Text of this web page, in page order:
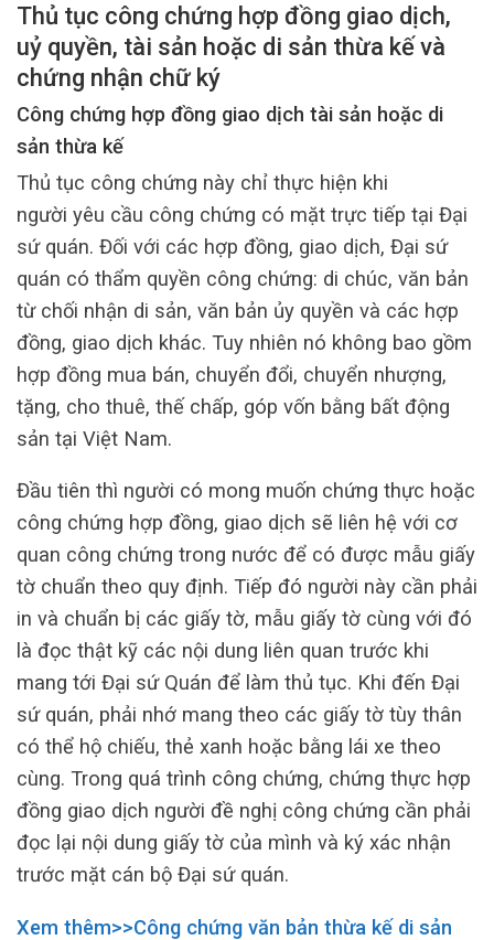
Thủ tục công chứng hợp đồng giao dịch,
uỷ quyền, tài sản hoặc di sản thừa kế và
chứng nhận chữ ký
Công chứng hợp đồng giao dịch tài sản hoặc di
sản thừa kế
Thủ tục công chứng này chỉ thực hiện khi
người yêu cầu công chứng có mặt trực tiếp tại Đại
sứ quán. Đối với các hợp đồng, giao dịch, Đại sứ
quán có thẩm quyền công chứng: di chúc, văn bản
từ chối nhận di sản, văn bản ủy quyền và các hợp
đồng, giao dịch khác. Tuy nhiên nó không bao gồm
hợp đồng mua bán, chuyển đổi, chuyển nhượng,
tặng, cho thuê, thế chấp, góp vốn bằng bất động
sản tại Việt Nam.
Đầu tiên thì người có mong muốn chứng thực hoặc
công chứng hợp đồng, giao dịch sẽ liên hệ với cơ
quan công chứng trong nước để có được mẫu giấy
tờ chuẩn theo quy định. Tiếp đó người này cần phải
in và chuẩn bị các giấy tờ, mẫu giấy tờ cùng với đó
là đọc thật kỹ các nội dung liên quan trước khi
mang tới Đại sứ Quán để làm thủ tục. Khi đến Đại
sứ quán, phải nhớ mang theo các giấy tờ tùy thân
có thể hộ chiếu, thẻ xanh hoặc bằng lái xe theo
cùng. Trong quá trình công chứng, chứng thực hợp
đồng giao dịch người đề nghị công chứng cần phải
đọc lại nội dung giấy tờ của mình và ký xác nhận
trước mặt cán bộ Đại sứ quán.
Xem thêm>>Công chứng văn bản thừa kế di sản